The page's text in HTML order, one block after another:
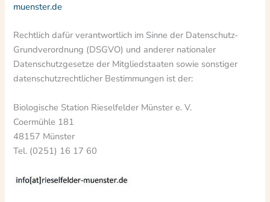
muenster.de
Rechtlich dafür verantwortlich im Sinne der Datenschutz-
Grundverordnung (DSGVO) und anderer nationaler
Datenschutzgesetze der Mitgliedstaaten sowie sonstiger
datenschutzrechtlicher Bestimmungen ist der:
Biologische Station Rieselfelder Münster e. V.
Coermühle 181
48157 Münster
Tel. (0251) 16 17 60